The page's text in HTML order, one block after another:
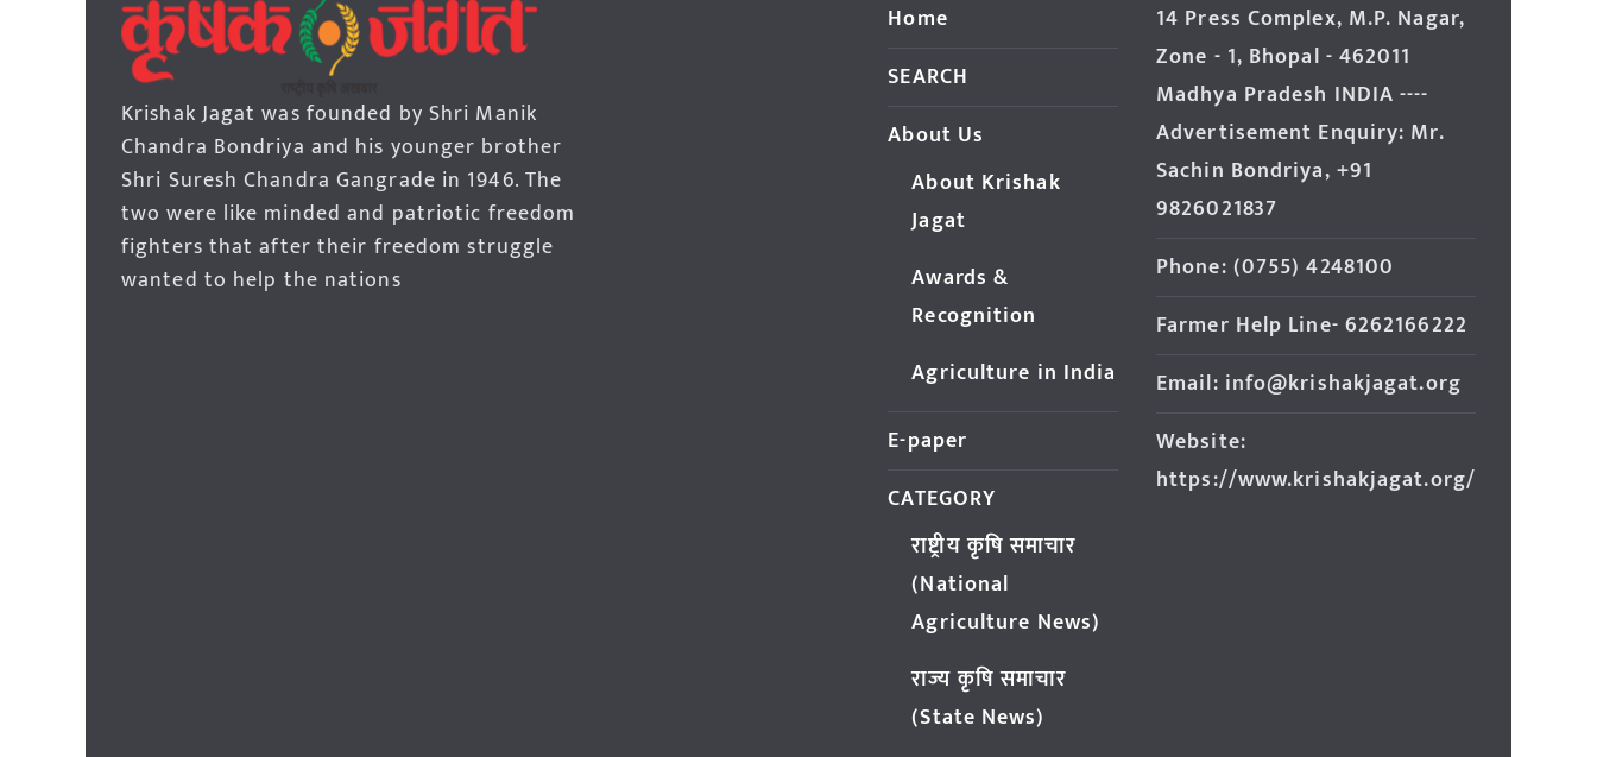
Krishak Jagat was founded by Shri Manik
Chandra Bondriya and his younger brother
Shri Suresh Chandra Gangrade in 1946. The
two were like minded and patriotic freedom
fighters that after their freedom struggle
wanted to help the nations
Home
SEARCH
About Us
About Krishak
Jagat
Awards &
Recognition
Agriculture in India
E-paper
CATEGORY
राष्ट्रीय कृषि समाचार
(National
Agriculture News)
राज्य कृषि समाचार
(State News)
14 Press Complex, M.P. Nagar,
Zone - 1, Bhopal - 462011
Madhya Pradesh INDIA ----
Advertisement Enquiry: Mr.
Sachin Bondriya, +91
9826021837
Phone: (0755) 4248100
Farmer Help Line- 6262166222
Email: info@krishakjagat.org
Website:
https://www.krishakjagat.org/